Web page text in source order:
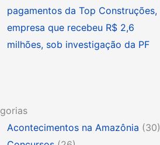
pagamentos da Top Construções,
empresa que recebeu R$ 2,6
milhões, sob investigação da PF
Acontecimentos na Amazônia (30)